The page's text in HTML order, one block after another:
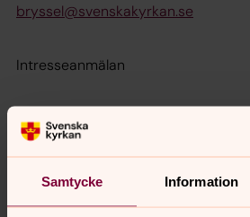
Samtycke Information
bryssel@svenskakyrkan.se
Intresseanmälan